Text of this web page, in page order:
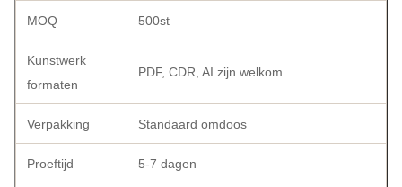
MOQ 500st
Kunstwerk
formaten
PDF, CDR, AI zijn welkom
Verpakking Standaard omdoos
Proeftijd 5-7 dagen